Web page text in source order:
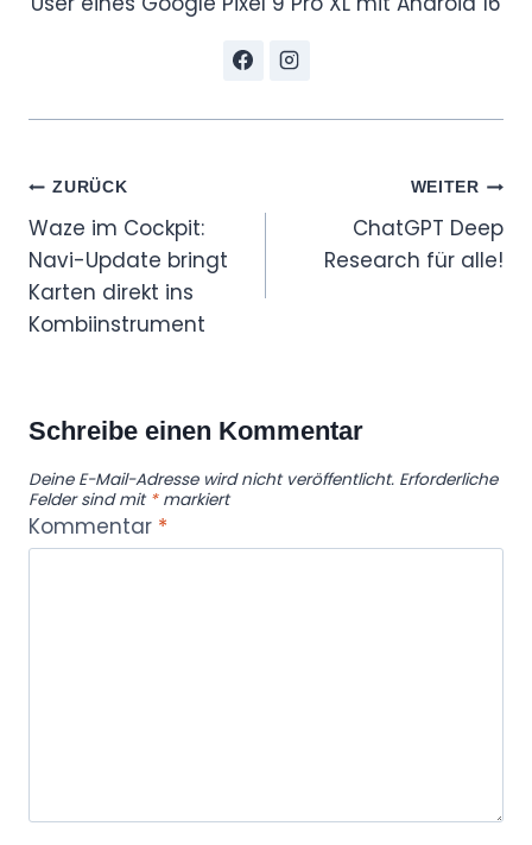
Beitragsnavigation
ZURÜCK
Waze im Cockpit:
Navi-Update bringt
Karten direkt ins
Kombiinstrument
WEITER
ChatGPT Deep
Research für alle!
Schreibe einen Kommentar
Deine E-Mail-Adresse wird nicht veröffentlicht. Erforderliche
Felder sind mit *markiert
Kommentar *